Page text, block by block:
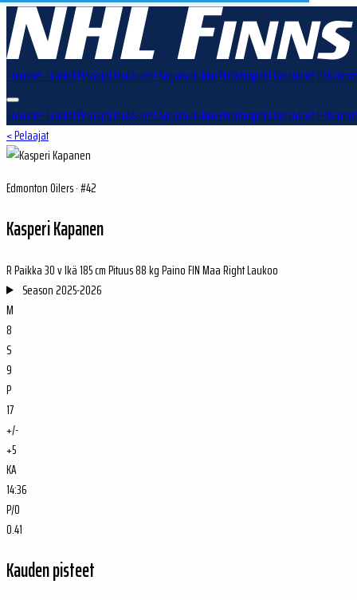
TuloksetTilastotPelaajatJoukkueetSarjataulukkoPudotuspelitVarauksetPalkinnot
TuloksetTilastotPelaajatJoukkueetSarjataulukkoPudotuspelitVarauksetPalkinnot
< Pelaajat
Edmonton Oilers · #42
Kasperi Kapanen
RPaikka30 vIkä185 cmPituus88 kgPainoFINMaaRightLaukoo
Season2025-2026
M
8
S
9
P
17
+/-
+5
KA
14:36
P/O
0.41
Kauden pisteet